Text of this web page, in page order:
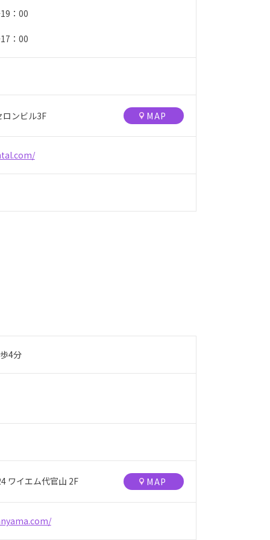
：00
：00
ンビル3F MAP
4分
ワイエム代官山 2F MAP